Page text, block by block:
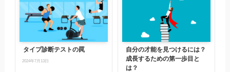
タイプ診断テストの罠
2024年7月13日
自分の才能を見つけるには？
成長するための第一歩目と
は？